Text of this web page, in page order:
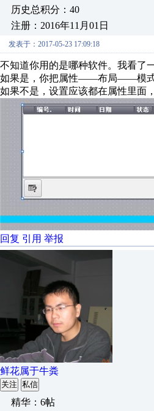
历史总积分：40
注册：2016年11月01日
发表于：2017-05-23 17:09:18
不知道你用的是哪种软件。我看了
如果是，你把属性——布局——模式
如果不是，设置应该都在属性里面
回复 引用 举报
鲜花属于牛粪
关注 私信
精华：6帖